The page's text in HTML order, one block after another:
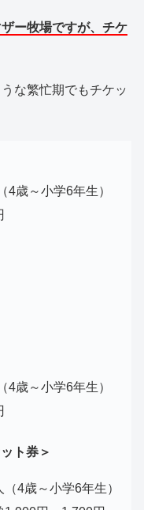
ー牧場ですが、チケ
な繁忙期でもチケッ
4歳～小学6年生）
4歳～小学6年生）
ト券＞
（4歳～小学6年生）